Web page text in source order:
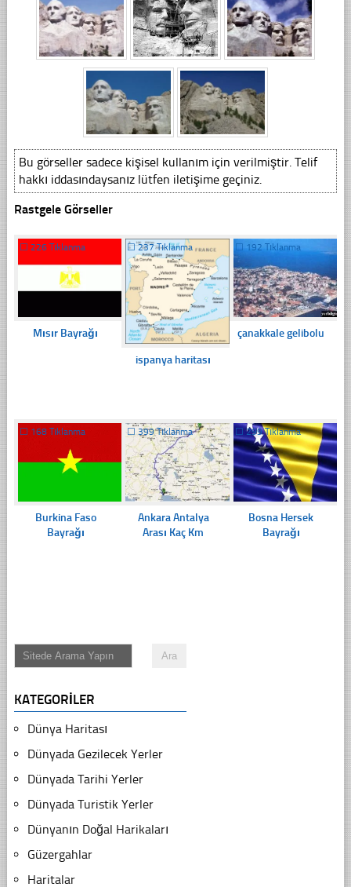
Bu görseller sadece kişisel kullanım için verilmiştir. Telif
hakkı iddasındaysanız lütfen iletişime geçiniz.
Rastgele Görseller
☐ 226 Tıklanma
Mısır Bayrağı
☐237 Tıklanma
ispanya haritası
☐ 192 Tıklanma
çanakkale gelibolu
☐ 168 Tıklanma
Burkina Faso
Bayrağı
☐399 Tıklanma
Ankara Antalya
Arası Kaç Km
☐ 299 Tıklanma
Bosna Hersek
Bayrağı
KATEGORILER
Dünya Haritası
Dünyada Gezilecek Yerler
Dünyada Tarihi Yerler
Dünyada Turistik Yerler
Dünyanın Doğal Harikaları
Güzergahlar
Haritalar